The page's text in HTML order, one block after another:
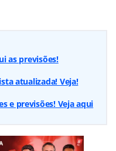
as previsões!
atualizada! Veja!
e previsões! Veja aqui